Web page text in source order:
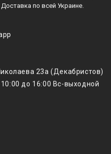
по всей Украине.
23а (Декабристов)
до 16:00 Вс-выходной